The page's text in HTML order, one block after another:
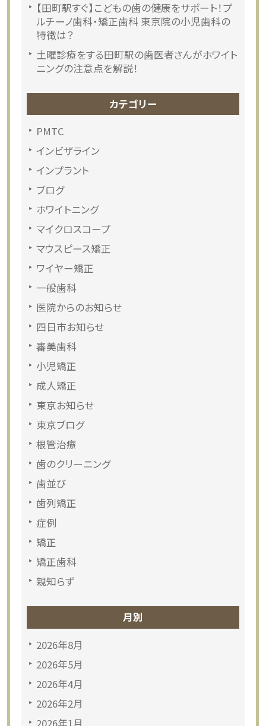
【田町駅すぐ】こどもの歯の健康をサポート！プ
ルチーノ歯科・矯正歯科 東京院の小児歯科の
特徴は？
土曜診療をする田町駅の歯医者さんがホワイト
ニングの注意点を解説！
カテゴリー
PMTC
インビザライン
インプラント
ブログ
ホワイトニング
マイクロスコープ
マウスピース矯正
ワイヤー矯正
一般歯科
医院からのお知らせ
四日市お知らせ
審美歯科
小児矯正
成人矯正
東京お知らせ
東京ブログ
根管治療
歯のクリーニング
歯並び
歯列矯正
症例
矯正
矯正歯科
親知らず
月別
2026年8月
2026年5月
2026年4月
2026年2月
2026年1月